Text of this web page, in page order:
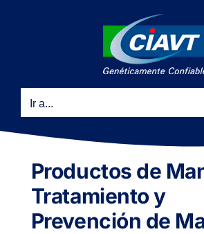
Ir a...
Productos de
Tratamiento y
Prevención de